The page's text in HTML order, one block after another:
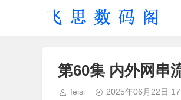
第60集 内外网串
feisi 2025年06月22日